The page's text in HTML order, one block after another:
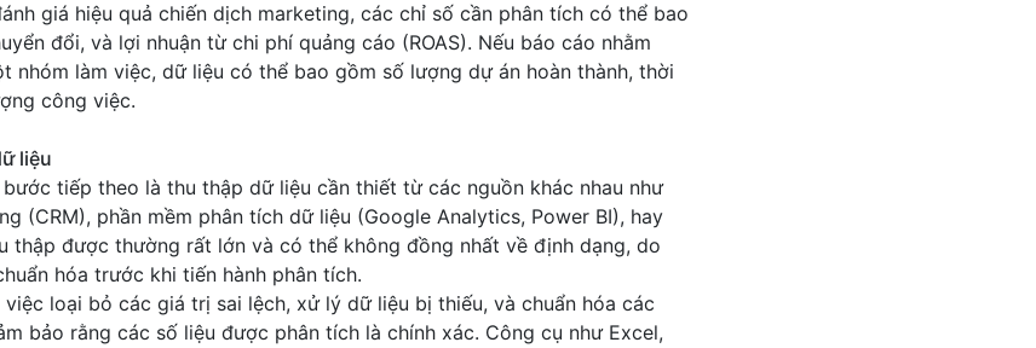
giá hiệu quả chiến dịch marketing, các chỉ số cần phân tích có thể bao
đổi, và lợi nhuận từ chi phí quảng cáo (ROAS). Nếu báo cáo nhằm
nhóm làm việc, dữ liệu có thể bao gồm số lượng dự án hoàn thành, thời
công việc.
liệu
tiếp theo là thu thập dữ liệu cần thiết từ các nguồn khác nhau như
(CRM), phần mềm phân tích dữ liệu (Google Analytics, Power BI), hay
thập được thường rất lớn và có thể không đồng nhất về định dạng, do
hóa trước khi tiến hành phân tích.
loại bỏ các giá trị sai lệch, xử lý dữ liệu bị thiếu, và chuẩn hóa các
bảo rằng các số liệu được phân tích là chính xác. Công cụ như Excel,